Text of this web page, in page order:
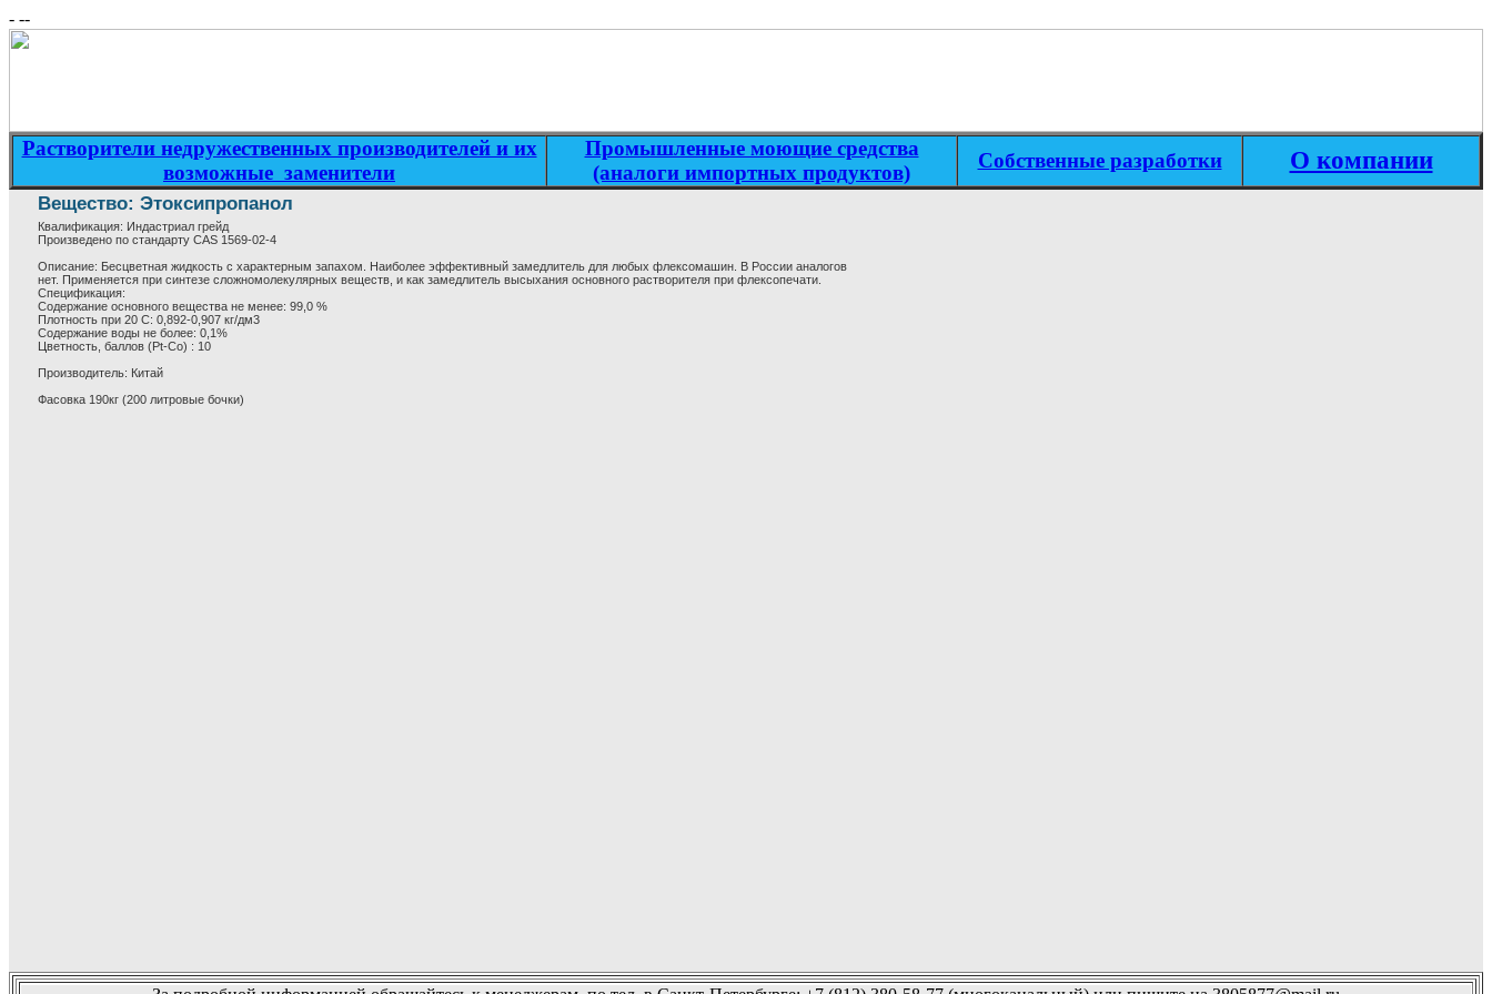
- --
Растворители недружественных производителей и их
возможные заменители
Промышленные моющие средства
(аналоги импортных продуктов)
Собственные разработки О компании
Вещество: Этоксипропанол
Квалификация: Индастриал грейд
Произведено по стандарту CAS 1569-02-4
Описаниe: Бесцветная жидкость с характерным запахом. Наиболее эффективный замедлитель для любых флексомашин. В России аналогов
нет. Применяется при синтезе сложномолекулярных веществ, и как замедлитель высыхания основного растворителя при флексопечати.
Спецификация:
Содержание основного вещества не менее: 99,0 %
Плотность при 20 С: 0,892-0,907 кг/дм3
Содержание воды не более: 0,1%
Цветность, баллов (Pt-Co) : 10
Производитель: Китай
Фасовка 190кг (200 литровые бочки)